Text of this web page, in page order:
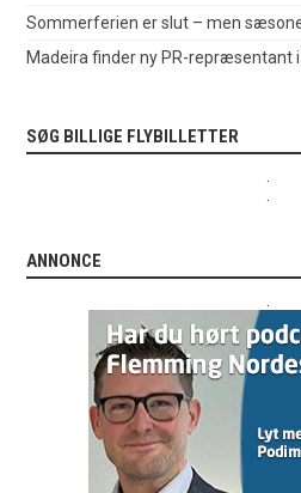
Sommerferien er slut – men
Madeira finder ny PR-repræsentant
SØG BILLIGE FLYBILLETTER
.
.
ANNONCE
.